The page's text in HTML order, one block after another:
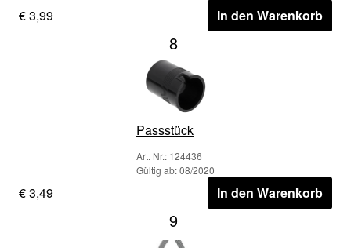
€ 3,99 In den Warenkorb
8
Passstück
Art. Nr.: 124436
Gültig ab: 08/2020
€ 3,49 In den Warenkorb
9